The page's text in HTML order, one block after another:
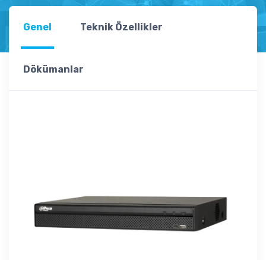
Genel Teknik Özellikler
Dökümanlar